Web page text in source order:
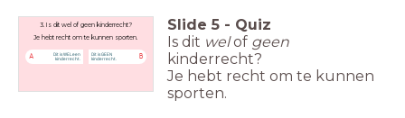
3. Is dit wel of geen kinderrecht?
Je hebt recht om te kunnen sporten.
A
Dit is WEL een
kinderrecht.
B
Dit is GEEN
kinderrecht.
Slide 5 - Quiz
Is dit welof geen
kinderrecht?
Je hebt recht om te kunnen
sporten.